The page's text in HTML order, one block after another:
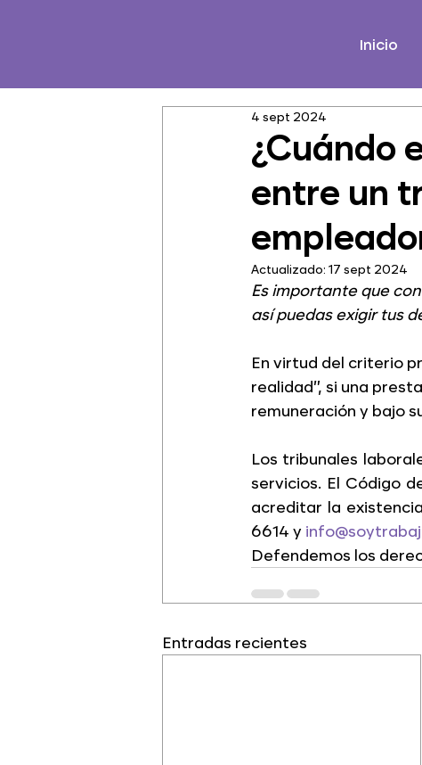
Inicio
¿Cuándo
entre un
4 sept 2024
Actualizado: 17 sept 2024
Es importante que
así puedas exigir tus
En virtud del criterio
realidad”, si una
remuneración y bajo
Los tribunales
servicios. El Código
acreditar la
6614 y
Defendemos los
Entradas recientes